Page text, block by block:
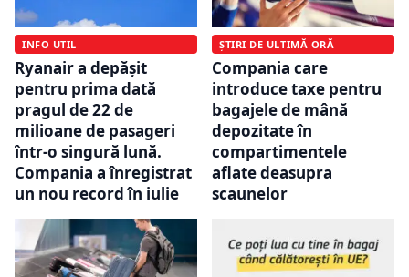
INFO UTIL
Ryanair a depășit
pentru prima dată
pragul de 22 de
milioane de pasageri
într-o singură lună.
Compania a înregistrat
un nou record în iulie
ȘTIRI DE ULTIMĂ ORĂ
Compania care
introduce taxe pentru
bagajele de mână
depozitate în
compartimentele
aflate deasupra
scaunelor